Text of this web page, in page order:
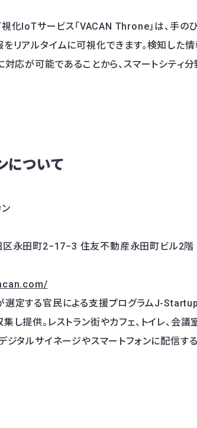
化IoTサービス「VACAN Throne」は、手の
リアルタイムに可視化できます。検知した
対応が可能であることから、スマートシティ
について
区永田町2−17−3 住友不動産永田町ビル2階
定する官民による支援プログラムJ-
し提供。レストラン街やカフェ、トイレ、会
ジタルサイネージやスマートフォンに配信す